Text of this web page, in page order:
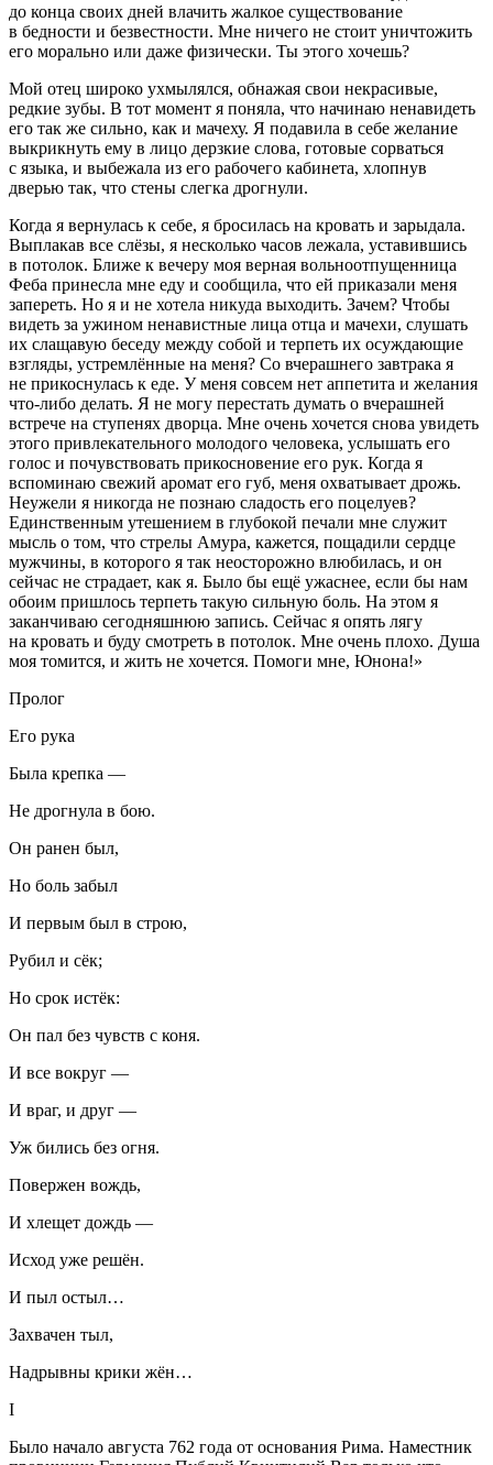
до конца своих дней влачить жалкое существование
в бедности и безвестности. Мне ничего не стоит уничтожить
его морально или даже физически. Ты этого хочешь?
Мой отец широко ухмылялся, обнажая свои некрасивые,
редкие зубы. В тот момент я поняла, что начинаю ненавидеть
его так же сильно, как и мачеху. Я подавила в себе желание
выкрикнуть ему в лицо дерзкие слова, готовые сорваться
с языка, и выбежала из его рабочего кабинета, хлопнув
дверью так, что стены слегка дрогнули.
Когда я вернулась к себе, я бросилась на кровать и зарыдала.
Выплакав все слёзы, я несколько часов лежала, уставившись
в потолок. Ближе к вечеру моя верная вольноотпущенница
Феба принесла мне еду и сообщила, что ей приказали меня
запереть. Но я и не хотела никуда выходить. Зачем? Чтобы
видеть за ужином ненавистные лица отца и мачехи, слушать
их слащавую беседу между собой и терпеть их осуждающие
взгляды, устремлённые на меня? Со вчерашнего завтрака я
не прикоснулась к еде. У меня совсем нет аппетита и желания
что-либо делать. Я не могу перестать думать о вчерашней
встрече на ступенях дворца. Мне очень хочется снова увидеть
этого привлекательного молодого человека, услышать его
голос и почувствовать прикосновение его рук. Когда я
вспоминаю свежий аромат его губ, меня охватывает дрожь.
Неужели я никогда не познаю сладость его поцелуев?
Единственным утешением в глубокой печали мне служит
мысль о том, что стрелы Амура, кажется, пощадили сердце
мужчины, в которого я так неосторожно влюбилась, и он
сейчас не страдает, как я. Было бы ещё ужаснее, если бы нам
обоим пришлось терпеть такую сильную боль. На этом я
заканчиваю сегодняшнюю запись. Сейчас я опять лягу
на кровать и буду смотреть в потолок. Мне очень плохо. Душа
моя томится, и жить не хочется. Помоги мне, Юнона!»
Пролог
Его рука
Была крепка —
Не дрогнула в бою.
Он ранен был,
Но боль забыл
И первым был в строю,
Рубил и сёк;
Но срок истёк:
Он пал без чувств с коня.
И все вокруг —
И враг, и друг —
Уж бились без огня.
Повержен вождь,
И хлещет дождь —
Исход уже решён.
И пыл остыл…
Захвачен тыл,
Надрывны крики жён…
I
Было начало августа 762 года от основания Рима. Наместник